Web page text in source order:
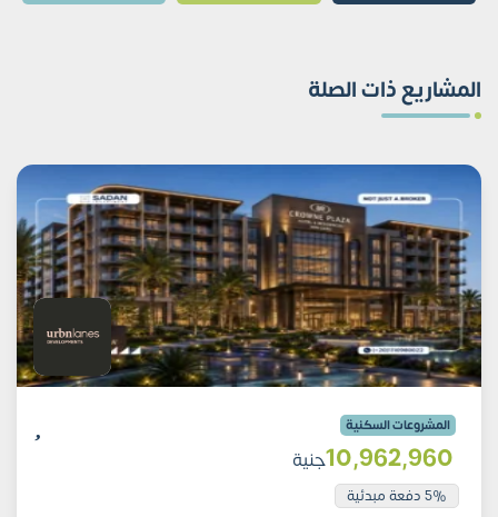
المشاريع ذات الصلة
المشروعات السكنية
10٬962٬960جنية
5% دفعة مبدئية